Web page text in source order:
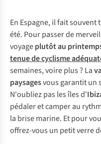
En Espagne, il fait
été. Pour passer de
voyageplutôt au
tenue de cyclisme
semaines, voire plus ? La
paysagesvous garantit un
N'oubliez pas les îles d'
pédaler et camper au
la brise marine. Et pour
offrez-vous un petit verre